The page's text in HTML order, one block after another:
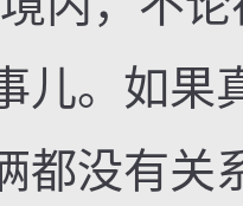
儿。如果
都没有关